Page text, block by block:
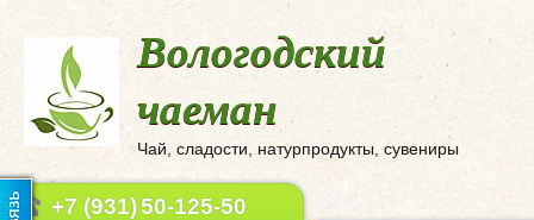
Вологодский
чаеман
Чай, сладости, натурпродукты, сувениры
+7 (931)50-125-50